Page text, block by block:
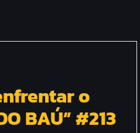
o
BAÚ” #213